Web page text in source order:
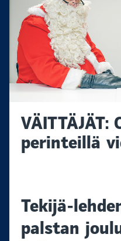
VÄITTÄJÄT:
perinteillä
Tekijä-
palstan